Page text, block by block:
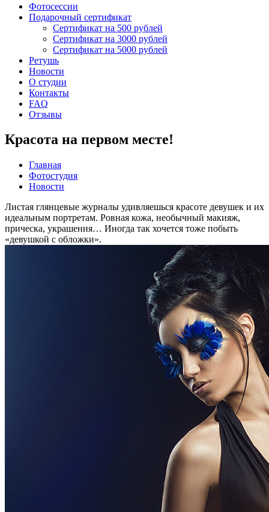
Фотосессии
Подарочный сертификат
Сертификат на 500 рублей
Сертификат на 3000 рублей
Сертификат на 5000 рублей
Ретушь
Новости
О студии
Контакты
FAQ
Отзывы
Красота на первом месте!
Главная
Фотостудия
Новости
Листая глянцевые журналы удивляешься красоте девушек и их
идеальным портретам. Ровная кожа, необычный макияж,
прическа, украшения… Иногда так хочется тоже побыть
«девушкой с обложки».